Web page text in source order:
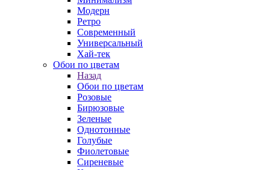
Модерн
Ретро
Современный
Универсальный
Хай-тек
Обои по цветам
Назад
Обои по цветам
Розовые
Бирюзовые
Зеленые
Однотонные
Голубые
Фиолетовые
Сиреневые